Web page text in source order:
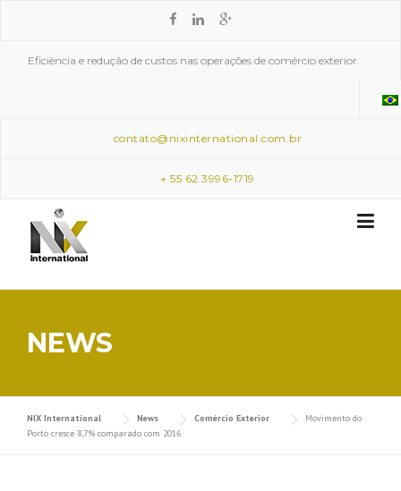
Eficiência e redução de custos nas operações de comércio exterior.
contato@nixinternational.com.br
+ 55 62 3996-1719
NEWS
NIX International News Comércio Exterior
Movimento do
Porto cresce 8,7% comparado com 2016